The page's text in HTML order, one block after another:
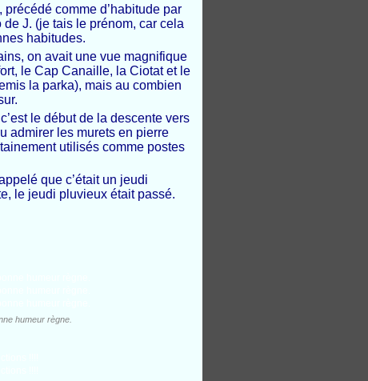
précédé comme d’habitude par
J. (je tais le prénom, car cela
habitudes.
on avait une vue magnifique
le Cap Canaille, la Ciotat et le
la parka), mais au combien
le début de la descente vers
admirer les murets en pierre
utilisés comme postes
que c’était un jeudi
le jeudi pluvieux était passé.
humeur règne.